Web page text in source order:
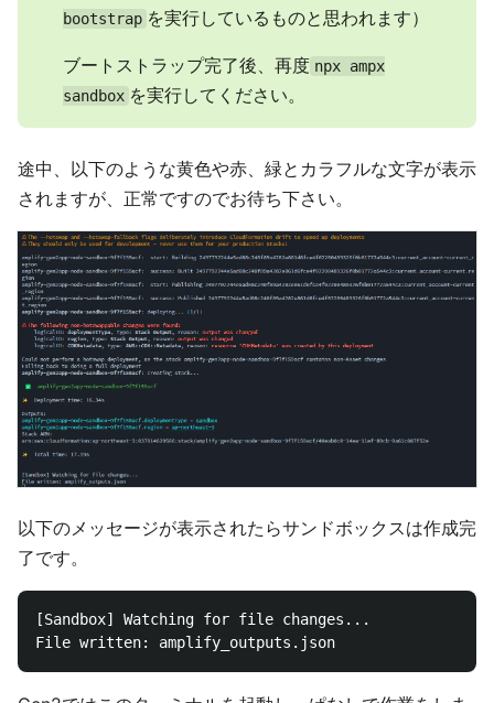
bootstrap を実行しているものと思われます）
ブートストラップ完了後、再度 npx ampx
sandbox を実行してください。
途中、以下のような黄色や赤、緑とカラフルな文字が表示
されますが、正常ですのでお待ち下さい。
以下のメッセージが表示されたらサンドボックスは作成完
了です。
[Sandbox] Watching for file changes...